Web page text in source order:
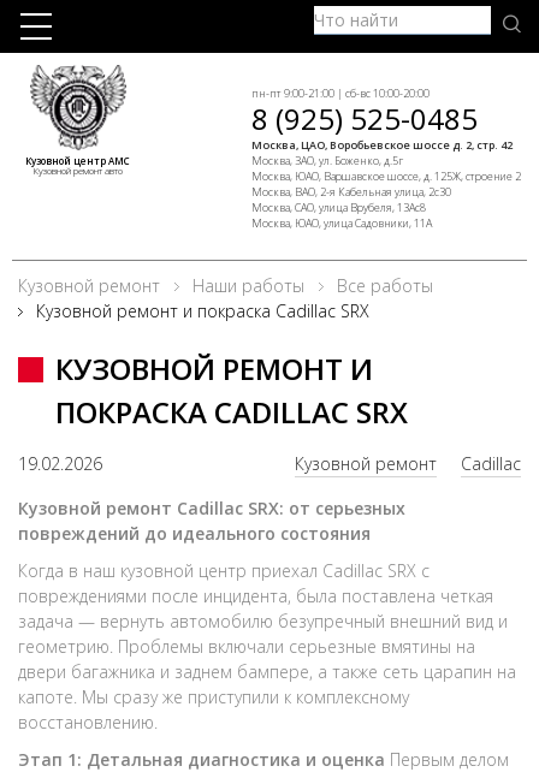
Кузовной центр АМС
Кузовной ремонт авто
пн-пт 9:00-21:00 | сб-вс 10:00-20:00
8 (925) 525-0485
Москва, ЦАО, Воробьевское шоссе д. 2, стр. 42
Москва, ЗАО, ул. Боженко, д.5г
Москва, ЮАО, Варшавское шоссе, д. 125Ж, строение 2
Москва, ВАО, 2-я Кабельная улица, 2с30
Москва, САО, улица Врубеля, 13Ас8
Москва, ЮАО, улица Садовники, 11А
Кузовной ремонт Наши работы
Все работы
Кузовной ремонт и покраска Cadillac SRX
КУЗОВНОЙ РЕМОНТ И
ПОКРАСКА CADILLAC SRX
19.02.2026 Кузовной ремонт
Cadillac
Кузовной ремонт Cadillac SRX: от серьезных
повреждений до идеального состояния
Когда в наш кузовной центр приехал Cadillac SRX с
повреждениями после инцидента, была поставлена четкая
задача — вернуть автомобилю безупречный внешний вид и
геометрию. Проблемы включали серьезные вмятины на
двери багажника и заднем бампере, а также сеть царапин на
капоте. Мы сразу же приступили к комплексному
восстановлению.
Этап 1: Детальная диагностика и оценка Первым делом